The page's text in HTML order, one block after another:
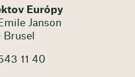
Európy
Janson
Brusel
11 40